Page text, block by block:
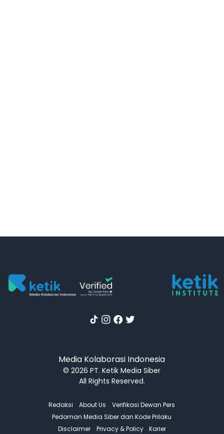
Media Kolaborasi Indonesia
© 2026 PT. Ketik Media Siber
All Rights Reserved.
Redaksi About Us
Verifikasi Dewan Pers
Pedoman Media Siber dan Kode Prilaku
Disclaimer
Privacy & Policy Karier